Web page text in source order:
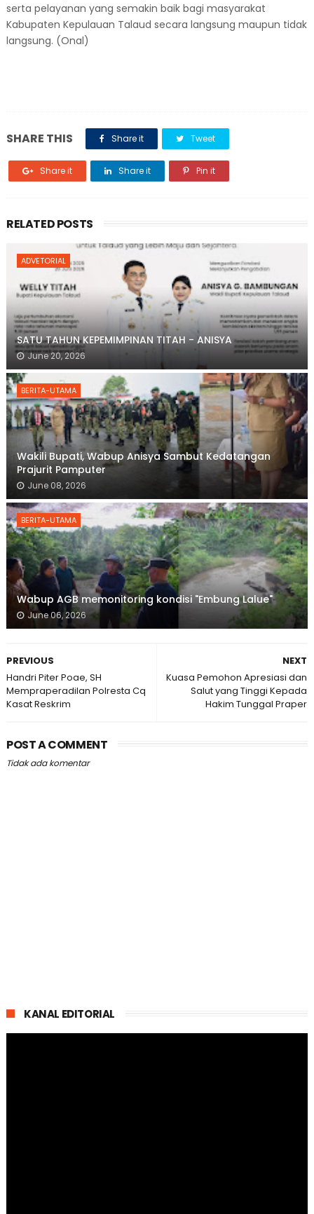
serta pelayanan yang semakin baik bagi masyarakat
Kabupaten Kepulauan Talaud secara langsung maupun tidak
langsung. (Onal)
SHARE THIS Share it Tweet
Share it Share it Pin it
RELATED POSTS
ADVETORIAL
SATU TAHUN KEPEMIMPINAN TITAH - ANISYA
June 20, 2026
BERITA-UTAMA
Wakili Bupati, Wabup Anisya Sambut Kedatangan
Prajurit Pamputer
June 08, 2026
BERITA-UTAMA
Wabup AGB memonitoring kondisi "Embung Lalue"
June 06, 2026
NEXT
Kuasa Pemohon Apresiasi dan
Salut yang Tinggi Kepada
Hakim Tunggal Praper
PREVIOUS
Handri Piter Poae, SH
Mempraperadilan Polresta Cq
Kasat Reskrim
POST A COMMENT
Tidak ada komentar
KANAL EDITORIAL